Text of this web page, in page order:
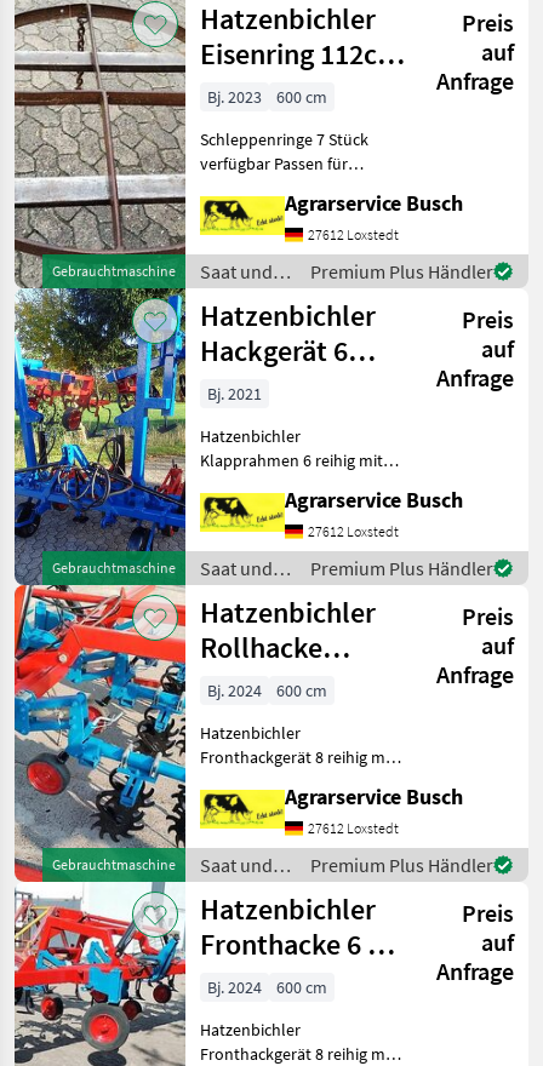
Hatzenbichler
Gebrauchtmaschine
Hatzenbichler
Eisenring 112cm
Durchmesser 6
cm höhe ideal
auch
Preis
auf
Anfrage
Bj. 2023
600 cm
Schleppenringe 7 Stück
verfügbar Passen für
Grünlandschleppen Idealer
ersatz für Gliederschleppe
Kein Verschleiss Sehr Stabil
guter Zustand Saat und
Pflege
Agrarservice Busch
27612 Loxstedt
Saat und
Pflege /
Hatzenbichler
Premium Plus Händler
Gebrauchtmaschine
Hatzenbichler
Hackgerät 6
reihig
hydraulischer
Klapprahmen 5
&
Preis
auf
Anfrage
Bj. 2021
Hatzenbichler
Klapprahmen 6 reihig mit
Gemüsehacke 75 cm
Reihenabstand
Tiefenführung über
Tasträder mit Drehspindel
zur optimalen
Arbeitsanpass
Agrarservice Busch
27612 Loxstedt
Saat und
Pflege /
Hatzenbichler
Premium Plus Händler
Gebrauchtmaschine
Hatzenbichler
Rollhacke
8Reihig
Fronthackgerät
6
Preis
auf
Anfrage
Bj. 2024
600 cm
Hatzenbichler
Fronthackgerät 8 reihig mit
Rollkultivator Das Baujahr
ist nicht ermittelbar Bitte
vor Anfrage Texte lesen!
!!!!!!!!Bitte Texte sorgfäl
Agrarservice Busch
27612 Loxstedt
Saat und
Pflege /
Hatzenbichler
Premium Plus Händler
Hatzenbichler
Fronthacke 6 m
Hydraulische
Klappu
Preis
auf
Anfrage
Bj. 2024
600 cm
Hatzenbichler
Fronthackgerät 8 reihig mit